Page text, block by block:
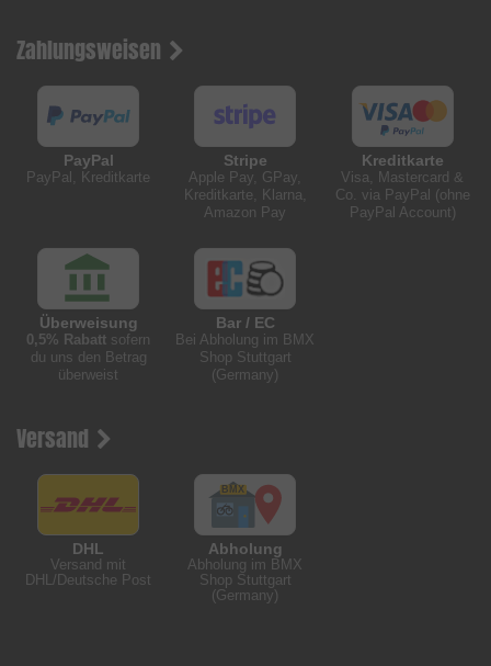
Zahlungsweisen
PayPal
PayPal, Kreditkarte
Stripe
Apple Pay, GPay,
Kreditkarte, Klarna,
Amazon Pay
Kreditkarte
Visa, Mastercard &
Co. via PayPal (ohne
PayPal Account)
Überweisung
0,5% Rabatt sofern
du uns den Betrag
überweist
Bar / EC
Bei Abholung im BMX
Shop Stuttgart
(Germany)
Versand
DHL
Versand mit
DHL/Deutsche Post
Abholung
Abholung im BMX
Shop Stuttgart
(Germany)